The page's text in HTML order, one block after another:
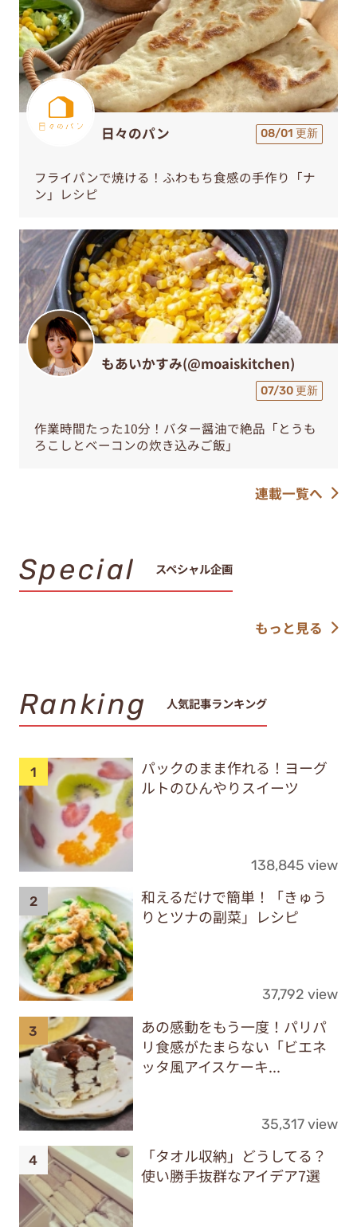
日々のパン 08/01 更新
フライパンで焼ける！ふわもち食感の手作り「ナ
ン」レシピ
もあいかすみ(@moaiskitchen)
07/30 更新
作業時間たった10分！バター醤油で絶品「とうも
ろこしとベーコンの炊き込みご飯」
連載一覧へ
Special スペシャル企画
もっと見る
Ranking 人気記事ランキング
パックのまま作れる！ヨーグ
ルトのひんやりスイーツ
138,845 view
和えるだけで簡単！「きゅう
りとツナの副菜」レシピ
37,792 view
あの感動をもう一度！パリパ
リ食感がたまらない「ビエネ
ッタ風アイスケーキ...
35,317 view
「タオル収納」どうしてる？
使い勝手抜群なアイデア7選